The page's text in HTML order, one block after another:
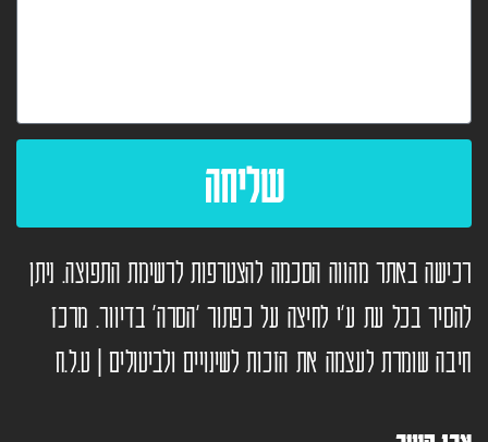
שליחה
רכישה באתר מהווה הסכמה להצטרפות לרשימת התפוצה. ניתן
להסיר בכל עת ע”י לחיצה על כפתור ‘הסרה’ בדיוור. מרכז
חיבה שומרת לעצמה את הזכות לשינויים ולביטולים | ט.ל.ח